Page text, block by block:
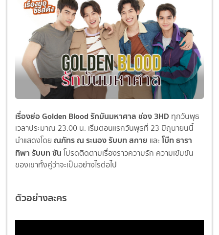
เรื่องย่อ Golden Blood รักมันมหาศาล ช่อง 3HD ทุกวันพุธ
เวลาประมาณ 23.00 น. เริ่มตอนแรกวันพุธที่ 23 มิถุนายนนี้
นำแสดงโดย ณภัทร ณ ระนอง รับบท สกาย และโบ๊ท ธารา
ทิพา รับบท ซัน โปรดติดตามเรื่องราวความรัก ความเข้มข้น
ของเขาทั้งคู่ว่าจะเป็นอย่างไรต่อไป
ตัวอย่างละคร